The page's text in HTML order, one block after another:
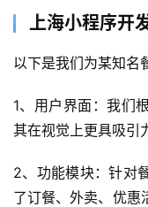
例
务
上海小程序开
以下是我们为某知名
1、用户界面：我们
其在视觉上更具吸引
2、功能模块：针对
了订餐、外卖、优惠